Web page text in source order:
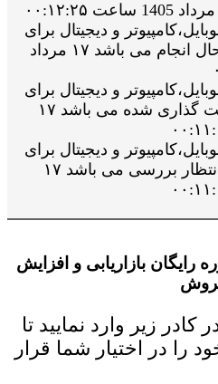
و دیجیتال برای
شرکت دنیای صدا در حال انجام می باشد ۱۷ مرداد
و دیجیتال برای
شرکت دنیای صدا قیمت گذاری شده می باشد ۱۷
و دیجیتال برای
شرکت دنیای صدا در انتظار بررسی می باشد ۱۷
رایگان بازاریابی و افزایش
زیر وارد نمایید تا
را در اختیار شما قرار